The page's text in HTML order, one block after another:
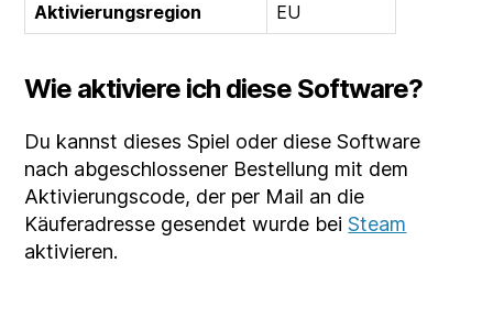
Aktivierungsregion EU
Wie aktiviere ich diese Software?
Du kannst dieses Spiel oder diese Software
nach abgeschlossener Bestellung mit dem
Aktivierungscode, der per Mail an die
Käuferadresse gesendet wurde beiSteam
aktivieren.